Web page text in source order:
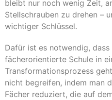
bleibt nur noch wenig Zeit,
Stellschrauben zu drehen –
wichtiger Schlüssel.
Dafür ist es notwendig,
fächerorientierte Schule in
Transformationsprozess
nicht begreifen, indem man
Fächer reduziert, die auf